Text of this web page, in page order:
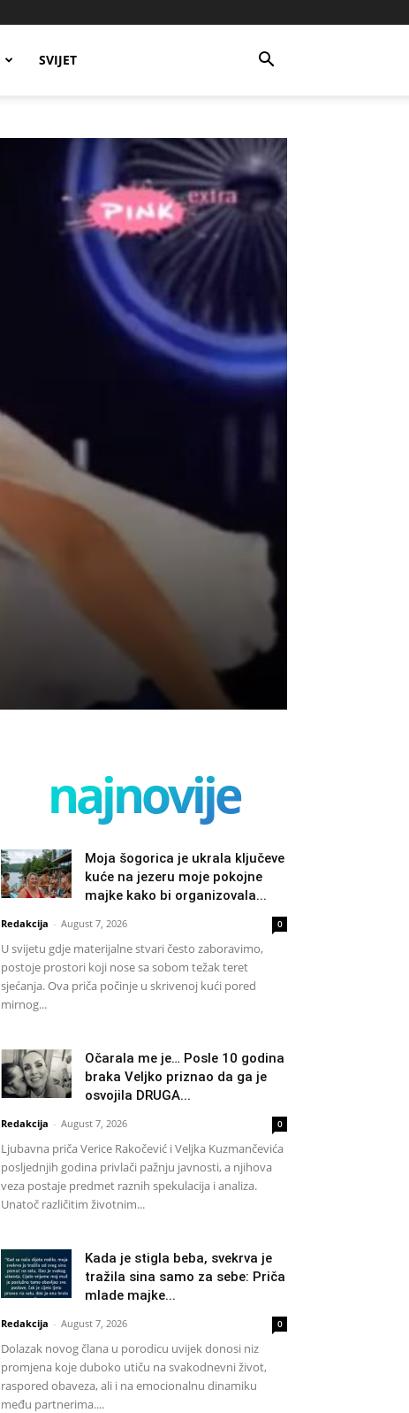
SVIJET
najnovije
Moja šogorica je ukrala ključeve
kuće na jezeru moje pokojne
majke kako bi organizovala...
Redakcija - August 7, 2026 0
U svijetu gdje materijalne stvari često zaboravimo,
postoje prostori koji nose sa sobom težak teret
sjećanja. Ova priča počinje u skrivenoj kući pored
mirnog...
Očarala me je… Posle 10 godina
braka Veljko priznao da ga je
osvojila DRUGA...
Redakcija - August 7, 2026 0
Ljubavna priča Verice Rakočević i Veljka Kuzmančevića
posljednjih godina privlači pažnju javnosti, a njihova
veza postaje predmet raznih spekulacija i analiza.
Unatoč različitim životnim...
Kada je stigla beba, svekrva je
tražila sina samo za sebe: Priča
mlade majke...
Redakcija - August 7, 2026 0
Dolazak novog člana u porodicu uvijek donosi niz
promjena koje duboko utiču na svakodnevni život,
raspored obaveza, ali i na emocionalnu dinamiku
među partnerima....